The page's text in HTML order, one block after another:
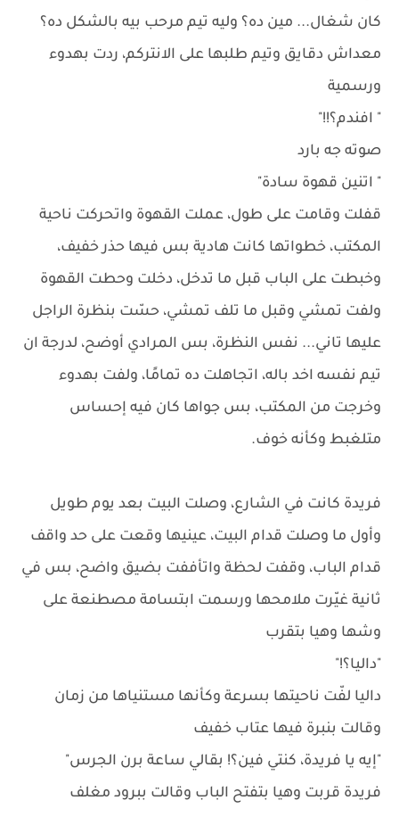
كان شغال... مين ده؟ وليه تيم مرحب بيه بالشكل ده؟
معداش دقايق وتيم طلبها على الانتركم، ردت بهدوء
ورسمية
" افندم؟!!"
صوته جه بارد
" اتنين قهوة سادة"
قفلت وقامت على طول، عملت القهوة واتحركت ناحية
المكتب، خطواتها كانت هادية بس فيها حذر خفيف،
وخبطت على الباب قبل ما تدخل، دخلت وحطت القهوة
ولفت تمشي وقبل ما تلف تمشي، حسّت بنظرة الراجل
عليها تاني... نفس النظرة، بس المرادي أوضح، لدرجة ان
تيم نفسه اخد باله، اتجاهلت ده تمامًا، ولفت بهدوء
وخرجت من المكتب، بس جواها كان فيه إحساس
متلغبط وكأنه خوف.
فريدة كانت في الشارع، وصلت البيت بعد يوم طويل
وأول ما وصلت قدام البيت، عينيها وقعت على حد واقف
قدام الباب، وقفت لحظة واتأففت بضيق واضح، بس في
ثانية غيّرت ملامحها ورسمت ابتسامة مصطنعة على
وشها وهيا بتقرب
"داليا؟!"
داليا لفّت ناحيتها بسرعة وكأنها مستنياها من زمان
وقالت بنبرة فيها عتاب خفيف
"إيه يا فريدة، كنتي فين؟! بقالي ساعة برن الجرس"
فريدة قربت وهيا بتفتح الباب وقالت ببرود مغلف